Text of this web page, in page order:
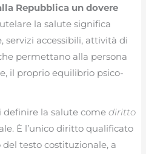
Repubblica un dovere
la salute significa
accessibili, attività di
permettano alla persona
il proprio equilibrio psico-
definire la salute comediritto
È l’unico diritto qualificato
testo costituzionale, a